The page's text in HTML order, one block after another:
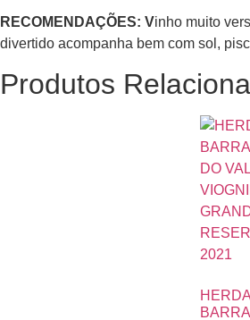
RECOMENDAÇÕES: Vinho muito
divertido acompanha bem com sol,
Produtos